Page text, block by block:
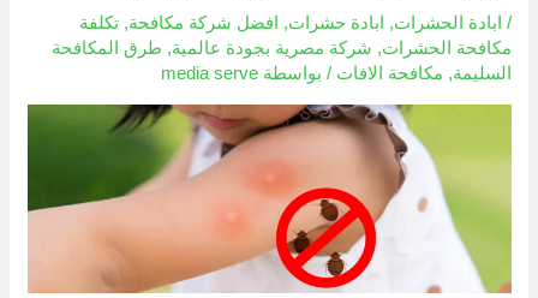
/ ابادة الحشرات, ابادة حشرات, افضل شركة مكافحة,تكلفة
مكافحة الحشرات, شركة مصرية بجودة عالمية, طرق المكافحة
السليمة, مكافحة الافات / بواسطة media serve